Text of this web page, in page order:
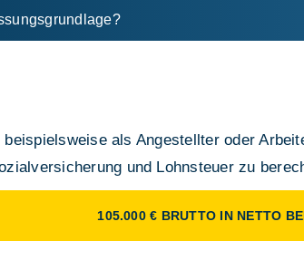
als Angestellter oder
und Lohnsteuer zu
105.000 € BRUTTO IN NETTO